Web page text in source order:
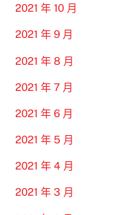
2021 年 10 月
2021 年 9 月
2021 年 8 月
2021 年 7 月
2021 年 6 月
2021 年 5 月
2021 年 4 月
2021 年 3 月